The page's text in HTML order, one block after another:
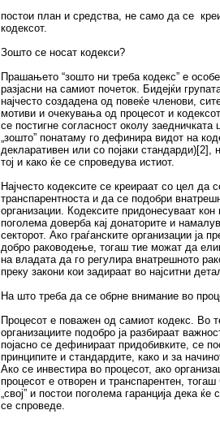
постои план и средства, не само да се
кодексот.
Зошто се носат кодекси?
Прашањето “зошто ни треба кодекс” е
разјасни на самиот почеток. Бидејќи
најчесто создадена од повеќе членови,
мотиви и очекувања од процесот и
се постигне согласност околу
„зошто” понатаму го дефинира видот на
декларативен или со појаки стандарди)[2],
тој и како ќе се спроведува истиот.
Најчесто кодексите се креираат со цел да
транспарентноста и да се подобри
организации. Кодексите придонесуваат
поголема доверба кај донаторите и
секторот. Ако граѓанските организации ја
добро раководење, тогаш тие можат да
на владата да го регулира внатрешното
преку закони кои задираат во најситни
На што треба да се обрне внимание во
Процесот е поважен од самиот кодекс. Во
организациите подобро ја разбираат
појасно се дефинираат придобивките, се
принципите и стандардите, како и за
Ако се инвестира во процесот, ако
процесот е отворен и транспарентен, тогаш
„свој” и постои поголема гаранција дека
се спроведе.